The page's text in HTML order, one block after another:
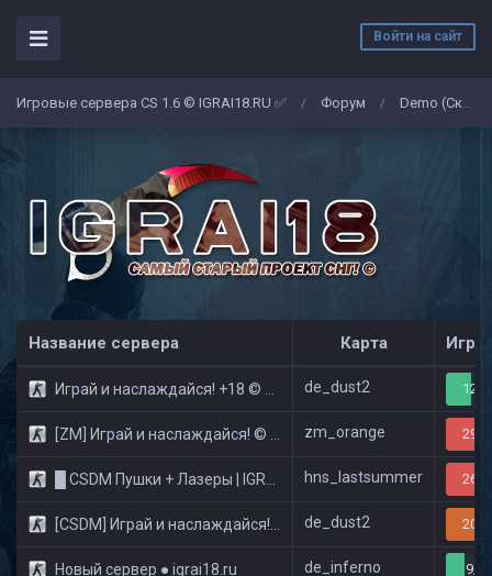
Войти на сайт
Игровые сервера CS 1.6 © IGRAI18.RU ✅ / Форум / Demo (Скриншоты)
Название сервера Карта
Играй и наслаждайся! +18 © Public de_dust2 12/
[ZM] Играй и наслаждайся! © Zombie Show zm_orange 29/
█ CSDM Пушки + Лазеры | IGRAI18.RU ツ █ hns_lastsummer 26/
[CSDM] Играй и наслаждайся! © Classic de_dust2 20/
Новый сервер ● igrai18.ru de_inferno 9/